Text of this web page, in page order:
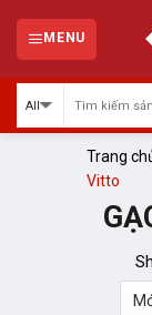
content
MENU
Trang
Vitto